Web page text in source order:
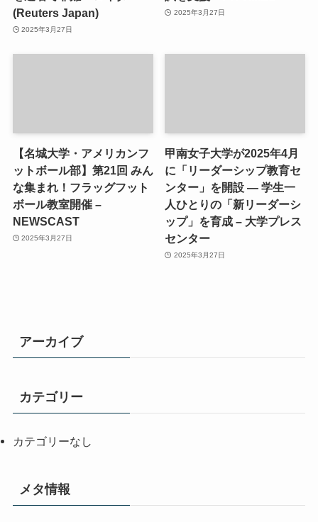
(Reuters Japan)
2025年3月27日
2025年3月27日
【名城大学・アメリカンフ
ットボール部】第21回 みん
な集まれ！フラッグフット
ボール教室開催 –
NEWSCAST
2025年3月27日
甲南女子大学が2025年4月
に「リーダーシップ教育セ
ンター」を開設 ― 学生一
人ひとりの「新リーダーシ
ップ」を育成 – 大学プレス
センター
2025年3月27日
アーカイブ
カテゴリー
カテゴリーなし
メタ情報